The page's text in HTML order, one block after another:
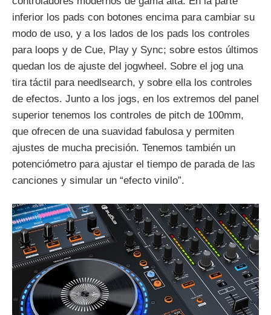
inferior los pads con botones encima para cambiar su
modo de uso, y a los lados de los pads los controles
para loops y de Cue, Play y Sync; sobre estos últimos
quedan los de ajuste del jogwheel. Sobre el jog una
tira táctil para needlsearch, y sobre ella los controles
de efectos. Junto a los jogs, en los extremos del panel
superior tenemos los controles de pitch de 100mm,
que ofrecen de una suavidad fabulosa y permiten
ajustes de mucha precisión. Tenemos también un
potenciómetro para ajustar el tiempo de parada de las
canciones y simular un “efecto vinilo”.